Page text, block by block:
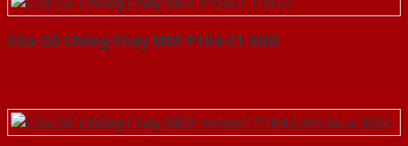
Cửa Gỗ Chống Cháy MDF P1R4-C1-SGD